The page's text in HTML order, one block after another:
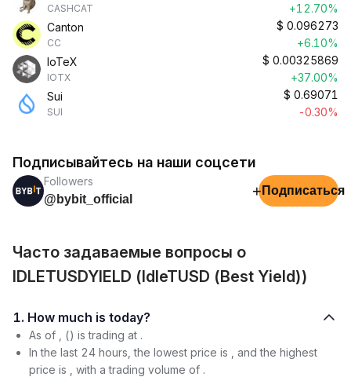
CASHCAT
+12.70%
Canton
CC
$ 0.096273
+6.10%
IoTeX
IOTX
$ 0.00325869
+37.00%
Sui
SUI
$ 0.69071
-0.30%
Подписывайтесь на наши соцсети
Followers
@bybit_official
+ Подписаться
Часто задаваемые вопросы о
IDLETUSDYIELD (IdleTUSD (Best Yield))
1. How much is today?
As of , () is trading at .
In the last 24 hours, the lowest price is , and the highest
price is , with a trading volume of .